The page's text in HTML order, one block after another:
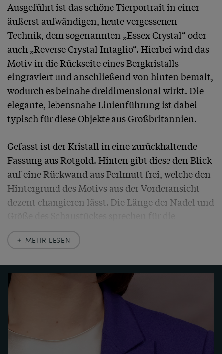
Ausgeführt ist das schöne Tierportrait in einer
äußerst aufwändigen, heute vergessenen
Technik, dem sogenannten „Essex Crystal“ oder
auch „Reverse Crystal Intaglio“. Hierbei wird das
Motiv in die Rückseite eines Bergkristalls
eingraviert und anschließend von hinten bemalt,
wodurch es beinahe dreidimensional wirkt. Die
elegante, lebensnahe Linienführung ist dabei
typisch für diese Objekte aus Großbritannien.
Gefasst ist der Kristall in eine zurückhaltende
Fassung aus Rotgold. Hinten gibt diese den Blick
auf eine Rückwand aus Perlmutt frei, welche den
Hintergrund des Motivs aus der Vorderansicht
dezent changieren lässt. Die Länge der Nadel und
Zeit waren die Anstecknadeln deutlich kleiner.
Ein auffallend schönes und seltenes Stück, das in
bester Erhaltung bereit ist, erneut ein Revers zu
Mehr Erfahren
MEHR LESEN